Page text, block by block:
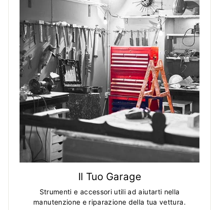
Il Tuo Garage
Strumenti e accessori utili ad aiutarti nella
manutenzione e riparazione della tua vettura.